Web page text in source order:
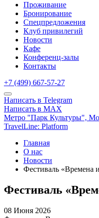
Проживание
Бронирование
Спецпредложения
Клуб привилегий
Новости
Кафе
Конференц-залы
Контакты
+7 (499) 667-57-27
Написать в Telegram
Написать в MAX
Метро "Парк Культуры",
TravelLine: Platform
Главная
О нас
Новости
Фестиваль «Времена
Фестиваль
08 Июня 2026